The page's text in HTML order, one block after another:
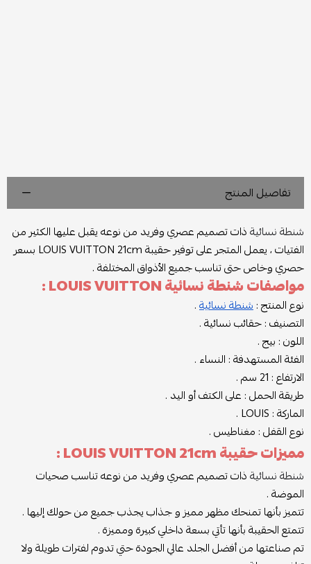
تفاصيل المنتج
شنطة نسائيةذات تصميم عصري وفريد من نوعه يقبل عليها الكثير من
الفتيات ، يعمل المتجر على توفير حقيبة LOUIS VUITTON 21cm بسعر
حصري وخاص حتى تناسب جميع الأذواق المختلفة .
مواصفات شنطة نسائية LOUIS VUITTON :
نوع المنتج :شنطة نسائية.
التصنيف : حقائب نسائية .
اللون : بيج .
الفئة المستهدفة : النساء .
الارتفاع : 21 سم .
طريقة الحمل : على الكتف أو اليد .
الماركة : LOUIS .
نوع القفل : مغناطيس .
مميزات حقيبة LOUIS VUITTON 21cm :
شنطة نسائيةذات تصميم عصري وفريد من نوعه تناسب صحيات
الموضة .
تتميز بأنها تمنحك مظهر مميز و جذاب يجذب جميع من حولك إليها .
تتمتع الحقيبة بأنها تأتي بسعة داخلي كبيرة ومميزة .
تم صناعتها من أفضل الجلد عالي الجودة حتي تدوم لفترات طويلة ولا